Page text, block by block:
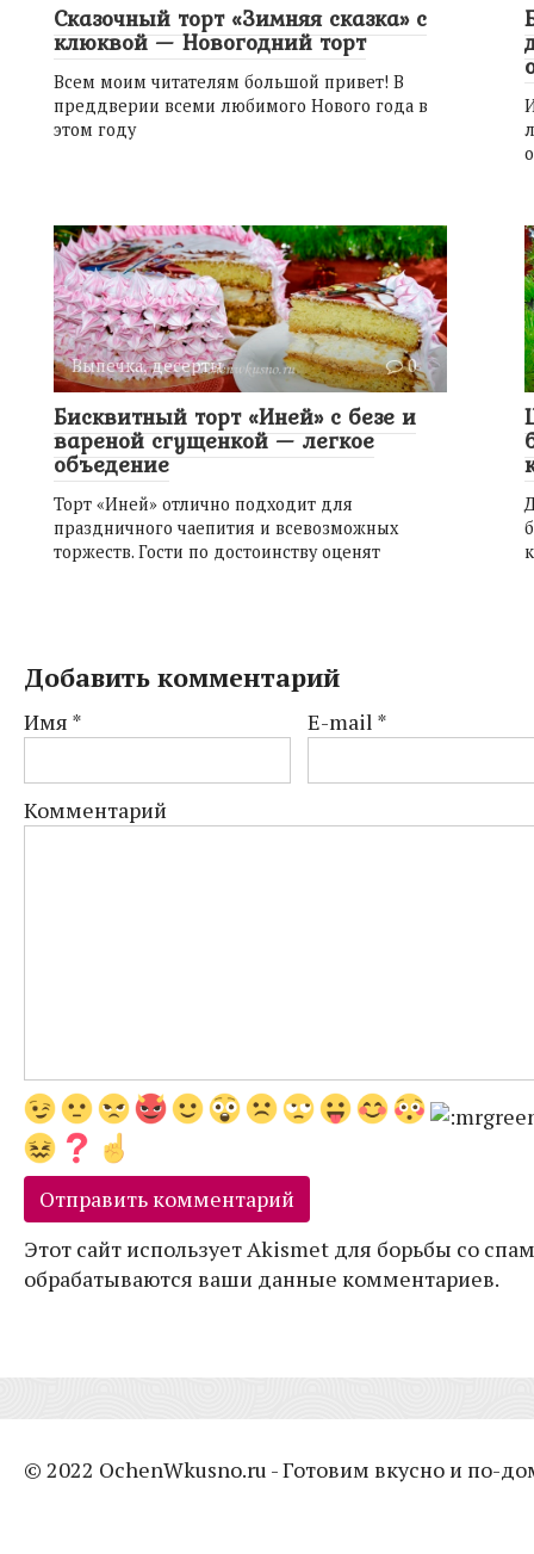
Сказочный торт «Зимняя сказка» с
клюквой — Новогодний торт
Всем моим читателям большой привет! В
преддверии всеми любимого Нового года в
этом году
Выпечка, десерты 0
Бисквитный торт «Иней» с безе и
вареной сгущенкой — легкое
объедение
Торт «Иней» отлично подходит для
праздничного чаепития и всевозможных
торжеств. Гости по достоинству оценят
Добавить комментарий
Имя * E-mail *
Комментарий
Этот сайт использует Akismet для борьбы со
обрабатываются ваши данные комментариев.
© 2022 OchenWkusno.ru - Готовим вкусно и по-